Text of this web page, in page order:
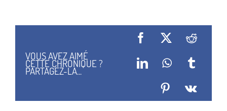
VOUS AVEZ AIMÉ
CETTE CHRONIQUE ?
PARTAGEZ-LA...
Facebook
X Reddit
LinkedInWhatsApp
Tumblr
Pinterest
Vk